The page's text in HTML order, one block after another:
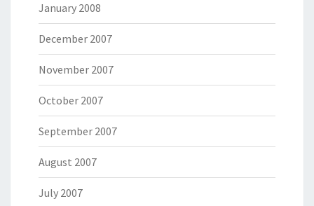
January 2008
December 2007
November 2007
October 2007
September 2007
August 2007
July 2007